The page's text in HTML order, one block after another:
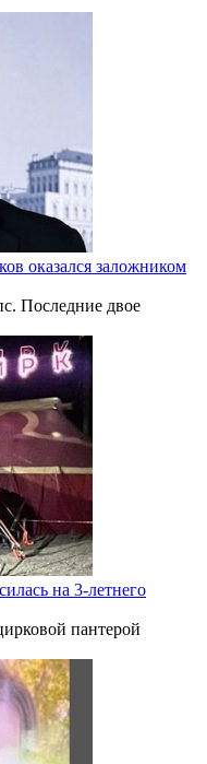
оказался заложником
Последние двое
на 3-летнего
пантерой